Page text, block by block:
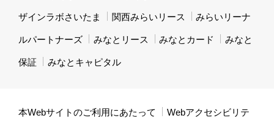
ザインラボさいたま 関西みらいリース みらいリーナ
ルパートナーズ みなとリース みなとカード みなと
保証 みなとキャピタル
本Webサイトのご利用にあたって Webアクセシビリテ